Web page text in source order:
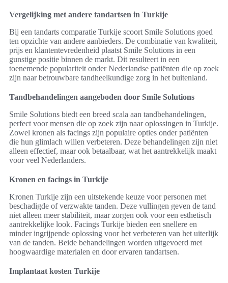
Vergelijking met andere tandartsen in Turkije
Bij een tandarts comparatie Turkije scoort Smile Solutions goed
ten opzichte van andere aanbieders. De combinatie van kwaliteit,
prijs en klantentevredenheid plaatst Smile Solutions in een
gunstige positie binnen de markt. Dit resulteert in een
toenemende populariteit onder Nederlandse patiënten die op zoek
zijn naar betrouwbare tandheelkundige zorg in het buitenland.
Tandbehandelingen aangeboden door Smile Solutions
Smile Solutions biedt een breed scala aan tandbehandelingen,
perfect voor mensen die op zoek zijn naar oplossingen in Turkije.
Zowel kronen als facings zijn populaire opties onder patiënten
die hun glimlach willen verbeteren. Deze behandelingen zijn niet
alleen effectief, maar ook betaalbaar, wat het aantrekkelijk maakt
voor veel Nederlanders.
Kronen en facings in Turkije
Kronen Turkije zijn een uitstekende keuze voor personen met
beschadigde of verzwakte tanden. Deze vullingen geven de tand
niet alleen meer stabiliteit, maar zorgen ook voor een esthetisch
aantrekkelijke look. Facings Turkije bieden een snellere en
minder ingrijpende oplossing voor het verbeteren van het uiterlijk
van de tanden. Beide behandelingen worden uitgevoerd met
hoogwaardige materialen en door ervaren tandartsen.
Implantaat kosten Turkije